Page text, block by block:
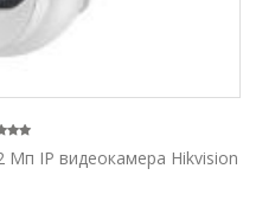
Мп IP видеокамера Hikvision